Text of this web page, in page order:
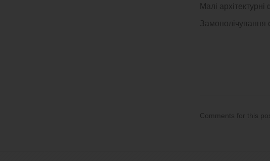
Малі
Замонолічування
Comments for this